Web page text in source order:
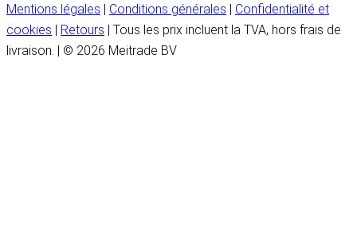
Mentions légales | Conditions générales | Confidentialité et
cookies | Retours | Tous les prix incluent la TVA, hors frais de
livraison. | © 2026 Meitrade BV